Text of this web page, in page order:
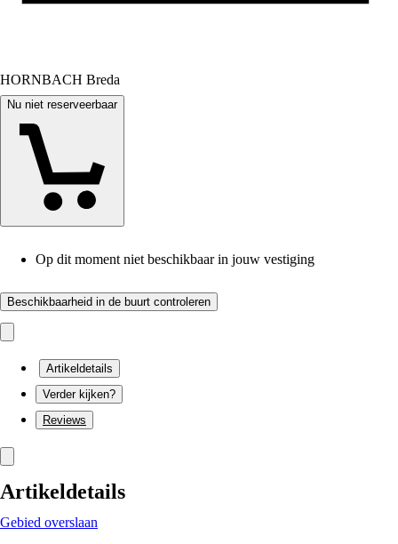
HORNBACH Breda
Nu niet reserveerbaar
Op dit moment niet beschikbaar in jouw vestiging
Beschikbaarheid in de buurt controleren
Artikeldetails
Verder kijken?
Reviews
Artikeldetails
Gebied overslaan